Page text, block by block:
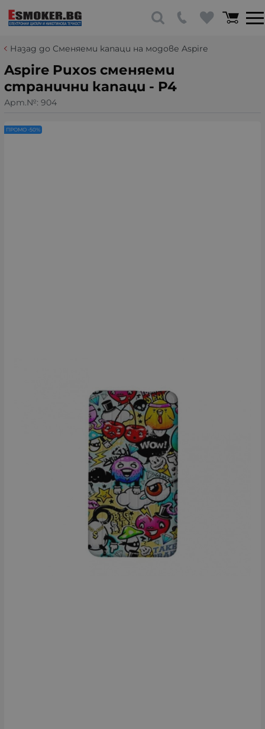
Назад до Сменяеми капаци на модове Aspire
Aspire Puxos сменяеми
странични капаци - P4
Арт.№: 904
ПРОМО -50%